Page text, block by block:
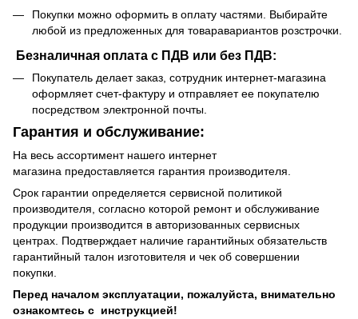
Покупки можно оформить в оплату частями. Выбирайте
любой из предложенных для товаравариантов розстрочки.
Безналичная оплата с ПДВ или без ПДВ:
Покупатель делает заказ, сотрудник интернет-магазина
оформляет счет-фактуру и отправляет ее покупателю
посредством электронной почты.
Гарантия и обслуживание:
На весь ассортимент нашего интернет
магазина предоставляется гарантия производителя.
Срок гарантии определяется сервисной политикой
производителя, согласно которой ремонт и обслуживание
продукции производится в авторизованных сервисных
центрах. Подтверждает наличие гарантийных обязательств
гарантийный талон изготовителя и чек об совершении
покупки.
Перед началом эксплуатации, пожалуйста, внимательно
ознакомтесь с инструкцией!